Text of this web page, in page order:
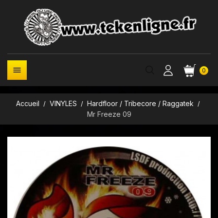
0

Accueil VINYLES
Hardfloor / Tribecore / Raggatek
Mr Freeze 09